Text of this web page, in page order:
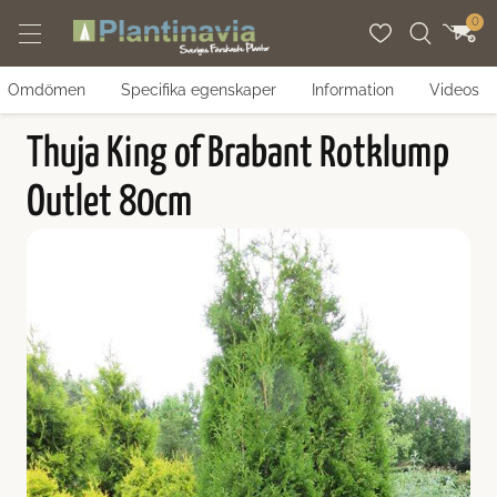
häckväxter
häckar
0
Omdömen Specifika egenskaper Information Videos
Thuja King of Brabant Rotklump
Outlet 80cm